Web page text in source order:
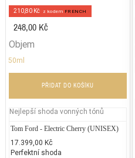
210,80 Kč z kodem FRENCH
248,00 Kč
Objem
50ml
PŘIDAT DO KOŠÍKU
Nejlepší shoda vonných tónů
Tom Ford - Electric Cherry (UNISEX)
17.399,00 Kč
Perfektní shoda